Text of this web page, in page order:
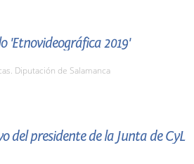
'Etnovideográfica 2019'
Diputación de Salamanca
del presidente de la Junta de CyL